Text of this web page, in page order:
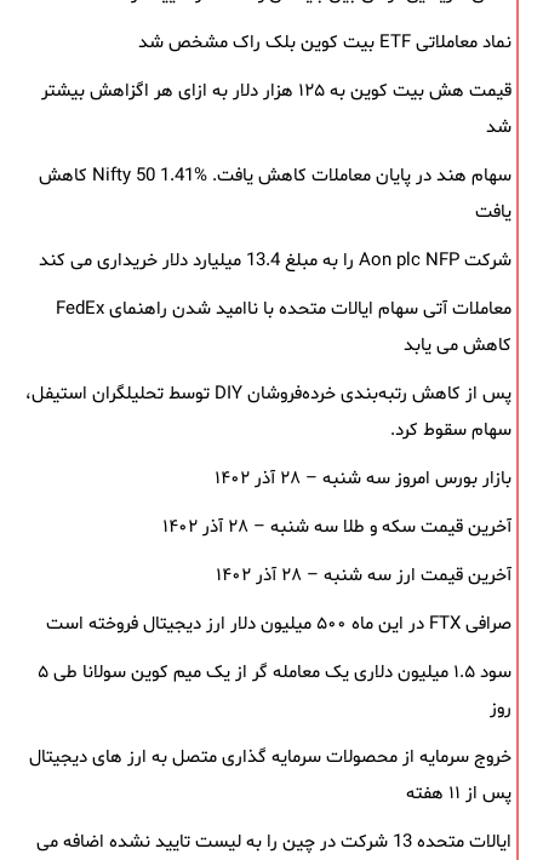
نماد معاملاتی ETF بیت کوین بلک ‌راک مشخص شد
قیمت هش بیت کوین به ۱۲۵ هزار دلار به‌ ازای هر اگزاهش بیشتر
شد
سهام هند در پایان معاملات کاهش یافت. Nifty 50 1.41% کاهش
یافت
شرکت Aon plc NFP را به مبلغ 13.4 میلیارد دلار خریداری می کند
معاملات آتی سهام ایالات متحده با ناامید شدن راهنمای FedEx
کاهش می یابد
پس از کاهش رتبه‌بندی خرده‌فروشان DIY توسط تحلیلگران استیفل،
سهام سقوط کرد.
بازار بورس امروز سه شنبه – ۲۸ آذر ۱۴۰۲
آخرین قیمت سکه و طلا سه شنبه – ۲۸ آذر ۱۴۰۲
آخرین قیمت ارز سه شنبه – ۲۸ آذر ۱۴۰۲
صرافی FTX در این ماه ۵۰۰ میلیون دلار ارز دیجیتال فروخته است
سود ۱.۵ میلیون دلاری یک معامله ‌گر از یک میم‌ کوین سولانا طی ۵
روز
خروج سرمایه از محصولات سرمایه ‌گذاری متصل به ارز های دیجیتال
پس از ۱۱ هفته
ایالات متحده 13 شرکت در چین را به لیست تایید نشده اضافه می